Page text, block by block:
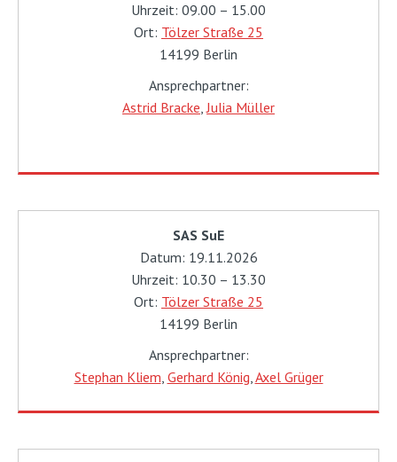
Uhrzeit: 09.00 – 15.00
Ort: Tölzer Straße 25
14199 Berlin
Ansprechpartner:
Astrid Bracke,Julia Müller
SAS SuE
Datum: 19.11.2026
Uhrzeit: 10.30 – 13.30
Ort: Tölzer Straße 25
14199 Berlin
Ansprechpartner:
Stephan Kliem, Gerhard König,Axel Grüger